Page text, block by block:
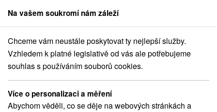
člen skupinySorger
Pobyty na Slovensku Wellness pobyty Veporské vrchy
Wellness pobyty Veporské vrchy
Kategorie
Na vašem soukromí nám záleží
Chceme vám neustále poskytovat ty nejlepší služby.
Vzhledem k platné legislativě od vás ale potřebujeme
souhlas s používáním souborů cookies.
Více o personalizaci a měření
Abychom věděli, co se děje na webových stránkách a